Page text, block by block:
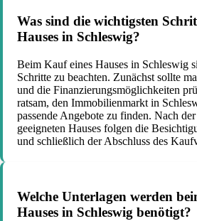
Was sind die wichtigsten
Hauses in Schleswig?
Beim Kauf eines Hauses in Schleswig
Schritte zu beachten. Zunächst sollte
und die Finanzierungsmöglichkeiten
ratsam, den Immobilienmarkt in
passende Angebote zu finden. Nach
geeigneten Hauses folgen die
und schließlich der Abschluss des
Welche Unterlagen werden
Hauses in Schleswig benötigt?